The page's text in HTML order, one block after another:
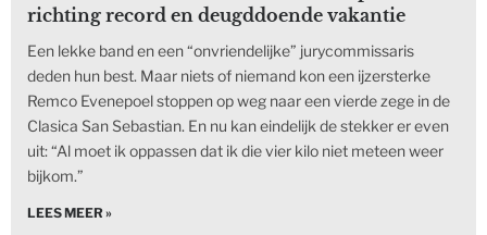
richting record en deugddoende vakantie
Een lekke band en een “onvriendelijke” jurycommissaris
deden hun best. Maar niets of niemand kon een ijzersterke
Remco Evenepoel stoppen op weg naar een vierde zege in de
Clasica San Sebastian. En nu kan eindelijk de stekker er even
uit: “Al moet ik oppassen dat ik die vier kilo niet meteen weer
bijkom.”
LEES MEER »